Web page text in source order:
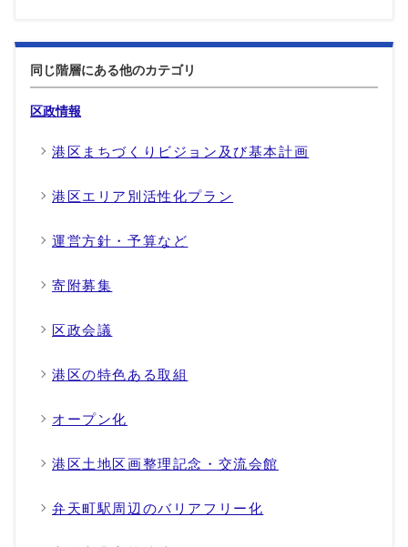
同じ階層にある他のカテゴリ
区政情報
港区まちづくりビジョン及び基本計画
港区エリア別活性化プラン
運営方針・予算など
寄附募集
区政会議
港区の特色ある取組
オープン化
港区土地区画整理記念・交流会館
弁天町駅周辺のバリアフリー化